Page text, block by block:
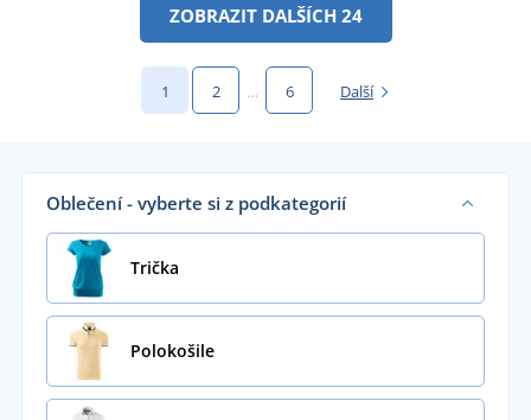
ZOBRAZIT DALŠÍCH 24
1 2 … 6 Další
Oblečení - vyberte si z podkategorií
Trička
Polokošile